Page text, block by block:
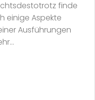
finde
einige Aspekte
Ausführungen